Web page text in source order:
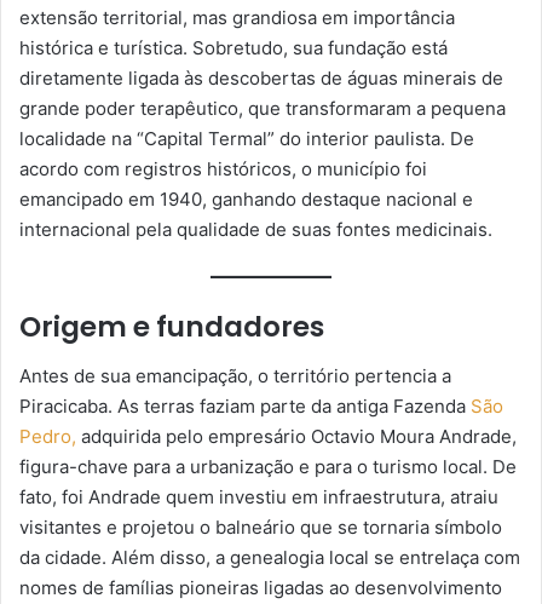
extensão territorial, mas grandiosa em importância
histórica e turística. Sobretudo, sua fundação está
diretamente ligada às descobertas de águas minerais de
grande poder terapêutico, que transformaram a pequena
localidade na “Capital Termal” do interior paulista. De
acordo com registros históricos, o município foi
emancipado em 1940, ganhando destaque nacional e
internacional pela qualidade de suas fontes medicinais.
Origem e fundadores
Antes de sua emancipação, o território pertencia a
Piracicaba. As terras faziam parte da antiga Fazenda São
Pedro, adquirida pelo empresário Octavio Moura Andrade,
figura-chave para a urbanização e para o turismo local. De
fato, foi Andrade quem investiu em infraestrutura, atraiu
visitantes e projetou o balneário que se tornaria símbolo
da cidade. Além disso, a genealogia local se entrelaça com
nomes de famílias pioneiras ligadas ao desenvolvimento